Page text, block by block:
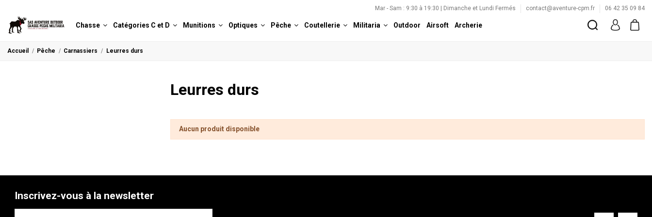
Mar - Sam : 9:30 à 19:30 | Dimanche et Lundi Fermés contact@aventure-cpm.fr 06 42 35 09 84
Chasse Catégories C et D Munitions Optiques Pêche Coutellerie Militaria Outdoor Airsoft Archerie
Accueil Pêche Carnassiers Leurres durs
Leurres durs
Aucun produit disponible
Inscrivez-vous à la newsletter